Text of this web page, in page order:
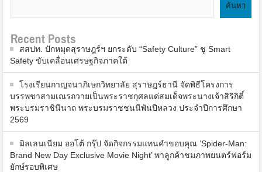
ค้นหา
Recent Posts
สสปท. ปักหมุดสุราษฎร์ฯ ยกระดับ “Safety Culture” ชู Smart
Safety ขับเคลื่อนเศรษฐกิจภาคใต้
โรงเรียนกาญจนาภิเษกวิทยาลัย สุราษฎร์ธานี จัดพิธีโครงการ
บรรพชาสามเณรถวายเป็นพระราชกุศลแด่สมเด็จพระนางเจ้าสิริกิติ์
พระบรมราชินีนาถ พระบรมราชชนนีพันปีหลวง ประจำปีการศึกษา
2569
มิลเลนเนียม ออโต้ กรุ๊ป จัดกิจกรรมแทนคำขอบคุณ ‘Spider-Man:
Brand New Day Exclusive Movie Night’ พาลูกค้าชมภาพยนตร์ฟอร์ม
ยักษ์รอบพิเศษ